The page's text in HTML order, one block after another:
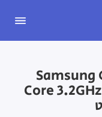
Samsung
Core